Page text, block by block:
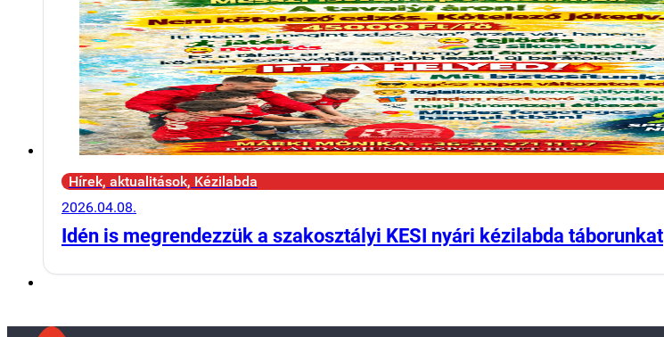
Hírek, aktualitások, Kézilabda
2026.04.08.
Idén is megrendezzük a szakosztályi KESI nyári kézilabda táborunkat